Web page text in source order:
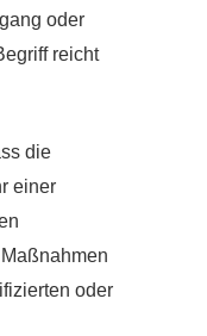
oder
reicht
die
einer
oder